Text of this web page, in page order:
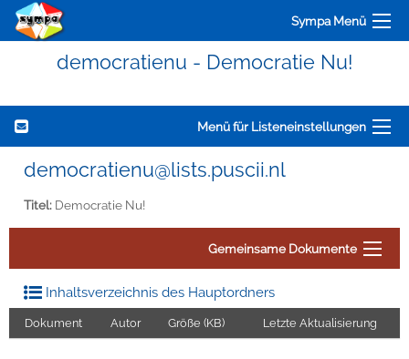
Sympa Menü
democratienu - Democratie Nu!
Menü für Listeneinstellungen
democratienu@lists.puscii.nl
Titel: Democratie Nu!
Gemeinsame Dokumente
Inhaltsverzeichnis des Hauptordners
Dokument Autor Größe (KB) Letzte Aktualisierung